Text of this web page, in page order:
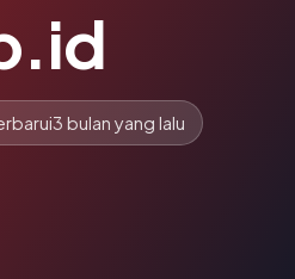
3 bulan yang lalu